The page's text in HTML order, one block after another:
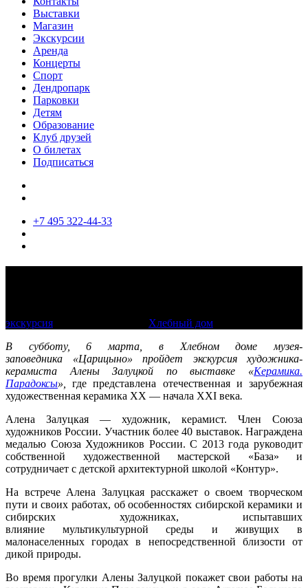
Выставки
Магазин
Экскурсии
Аренда
Концерты
Спорт
Дендропарк
Парковки
Детям
Образование
Клуб друзей
О билетах
Подписаться
+7 495 322-44-33
экскурсия
Хлебный дом
В субботу, 6 марта, в Хлебном доме музея-
заповедника «Царицыно» пройдет экскурсия художника-
керамиста Алены Залуцкой по выставке «Керамика.
Парадоксы»,где представлена отечественная и зарубежная
художественная керамика XX — начала XXI века.
Алена Залуцкая — художник, керамист. Член Союза
художников России. Участник более 40 выставок. Награждена
медалью Союза Художников России. С 2013 года руководит
собственной художественной мастерской «База» и
сотрудничает с детской архитектурной школой «Контур».
На встрече Алена Залуцкая расскажет о своем творческом
пути и своих работах, об особенностях сибирской керамики и
сибирских художниках, испытавших
влияние мультикультурной среды и живущих в
малонаселенных городах в непосредственной близости от
дикой природы.
Во время прогулки Алены Залуцкой покажет свои работы на